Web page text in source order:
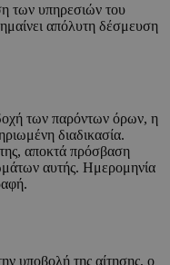
των υπηρεσιών του
απόλυτη δέσμευση
των παρόντων όρων, η
διαδικασία.
αποκτά πρόσβαση
αυτής. Ημερομηνία
υποβολή της αίτησης, ο